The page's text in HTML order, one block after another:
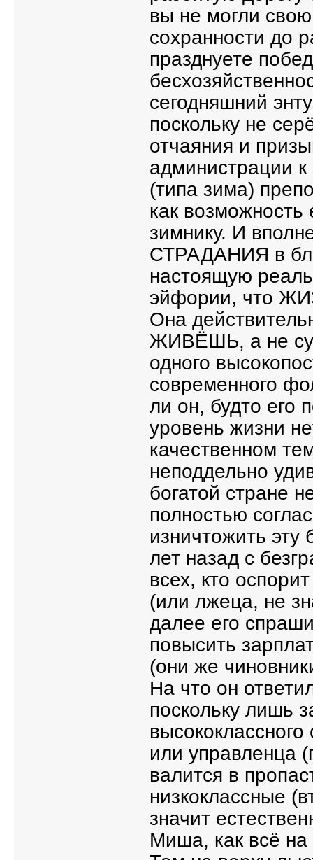
вы не могли
сохранности до
празднуете
сегодняшний
поскольку не
отчаяния и
администрации
(типа зима)
как
зимнику. И
СТРАДАНИЯ в
настоящую
эйфории, что
Она
ЖИВЁШЬ, а не
одного
современного
ли он, будто его
уровень жизни
качественном
неподдельно
богатой стране
полностью
изничтожить эту
лет назад с
всех, кто
(или лжеца, не
далее его
повысить
(они же
На что он
поскольку лишь
или управленца
валится в
низкоклассные
значит
Миша, как всё на